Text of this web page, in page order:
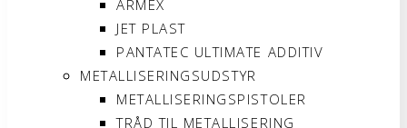
ARMEX
JET PLAST
PANTATEC ULTIMATE ADDITIV
METALLISERINGSUDSTYR
METALLISERINGSPISTOLER
TRÅD TIL METALLISERING